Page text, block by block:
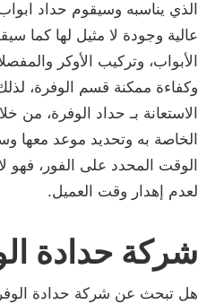
الذي يناسبه وسيقوم حداد
عالية وجودة لا مثيل لها كما
الأبواب، وتركيب الأوكر
وكفاءة ممكنة قسم الوفرة،
الاستعانة بـ حداد الوفرة، من
الخاصة به وتحديد موعد معها
الوقت المحدد على الفور، فهو
لعدم إهدار وقت العميل.
شركة حدادة
هل تبحث عن شركة حدادة